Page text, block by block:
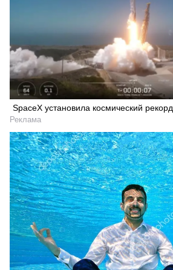
SpaceX установила космический рекорд
Реклама